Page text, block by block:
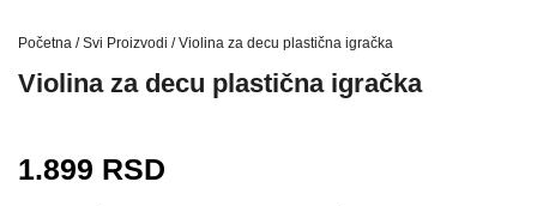
Početna /Svi Proizvodi / Violina za decu plastična igračka
Violina za decu plastična igračka
1.899 RSD